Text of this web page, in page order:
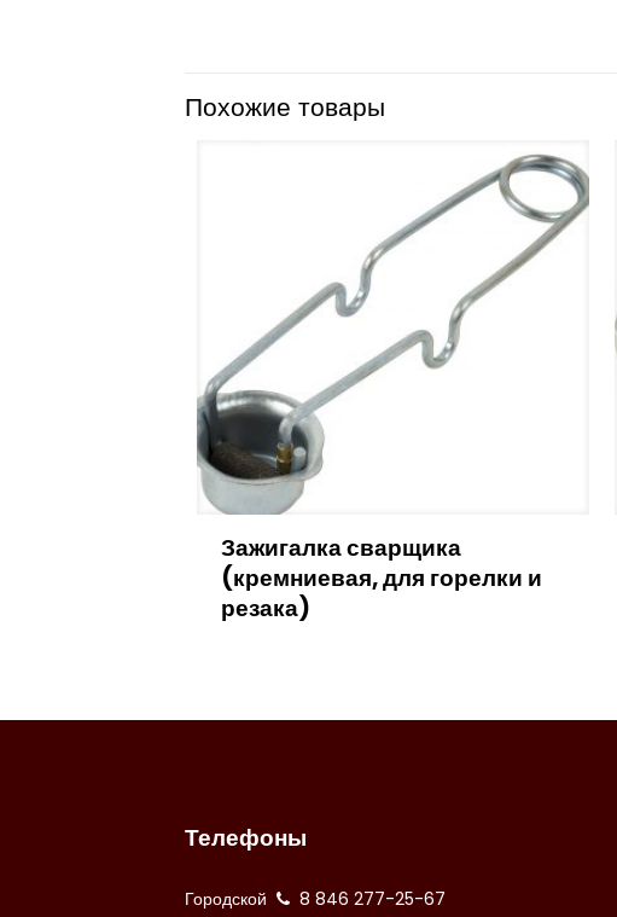
Похожие товары
Зажигалка сварщика
(кремниевая, для горелки и
резака)
Телефоны
Городской 8 846 277-25-67